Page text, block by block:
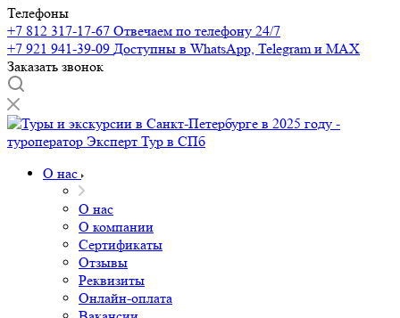
Телефоны
+7 812 317-17-67 Отвечаем по телефону 24/7
+7 921 941-39-09 Доступны в WhatsApp, Telegram и MAX
Заказать звонок
О нас
О нас
О компании
Сертификаты
Отзывы
Реквизиты
Онлайн-оплата